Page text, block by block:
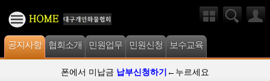
공지사항 협회소개 민원업무 민원신청 보수교육
폰에서 미납금 납부신청하기 ←누르세요